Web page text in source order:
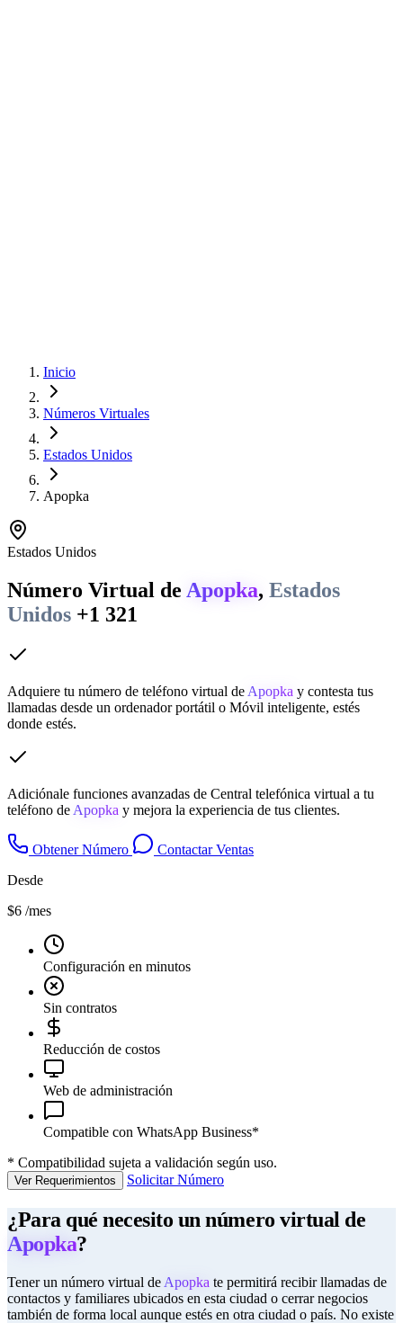
Inicio
Números Virtuales
Estados Unidos
Apopka
Estados Unidos
Número Virtual de Apopka, Estados
Unidos +1 321
Adquiere tu número de teléfono virtual deApopka y contesta tus
llamadas desde un ordenador portátil o Móvil inteligente, estés
donde estés.
Adiciónale funciones avanzadas de Central telefónica virtual a tu
teléfono deApopka y mejora la experiencia de tus clientes.
Obtener Número
Contactar Ventas
Desde
$6 /mes
Configuración en minutos
Sin contratos
Reducción de costos
Web de administración
Compatible con WhatsApp Business*
* Compatibilidad sujeta a validación según uso.
Ver Requerimientos Solicitar Número
¿Para qué necesito un número virtual de
Apopka?
Tener un número virtual de Apopka te permitirá recibir llamadas de
contactos y familiares ubicados en esta ciudad o cerrar negocios
también de forma local aunque estés en otra ciudad o país. No existe